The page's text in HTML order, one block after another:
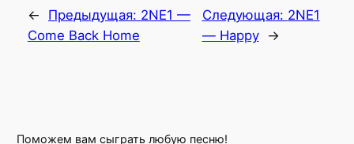
← Предыдущая: 2NE1 —
Come Back Home
Следующая: 2NE1
— Happy
→
Поможем вам сыграть любую песню!